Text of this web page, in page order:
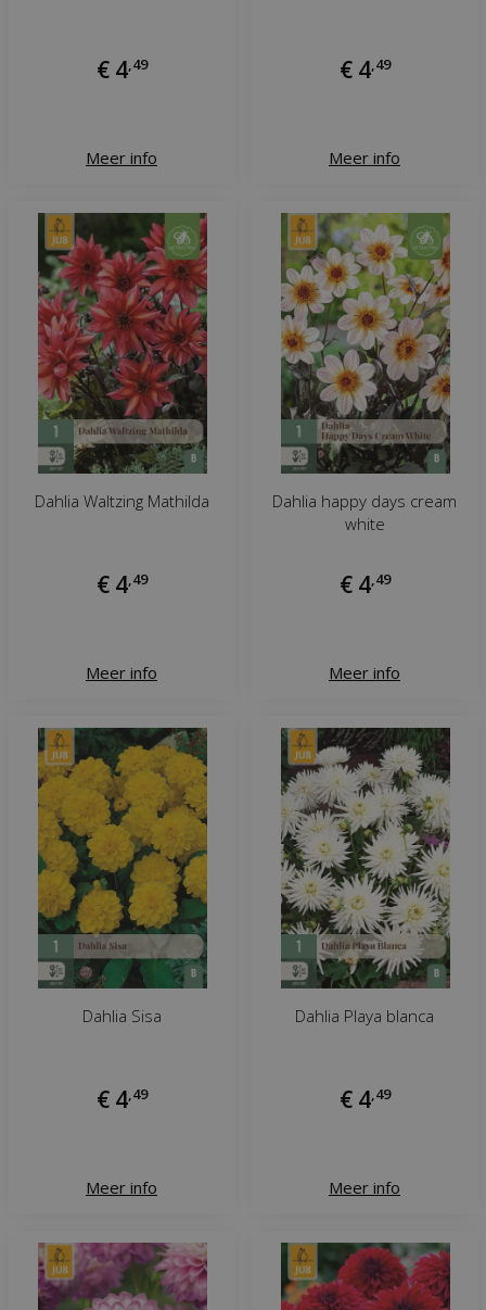
€ 4 49
Meer info
€ 4 49
Meer info
Dahlia Waltzing Mathilda
€ 4 49
Meer info
Dahlia happy days cream
white
€ 4 49
Meer info
Dahlia Sisa
€ 4 49
Meer info
Dahlia Playa blanca
€ 4 49
Meer info